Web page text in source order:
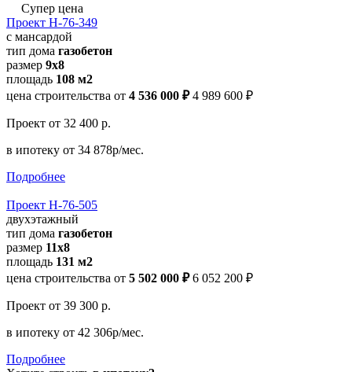
Супер цена
Проект Н-76-349
с мансардой
тип дома газобетон
размер 9x8
площадь 108 м2
цена строительства от 4 536 000 ₽ 4 989 600 ₽
Проект от 32 400 р.
в ипотеку от 34 878р/мес.
Подробнее
Проект Н-76-505
двухэтажный
тип дома газобетон
размер 11х8
площадь 131 м2
цена строительства от 5 502 000 ₽ 6 052 200 ₽
Проект от 39 300 р.
в ипотеку от 42 306р/мес.
Подробнее